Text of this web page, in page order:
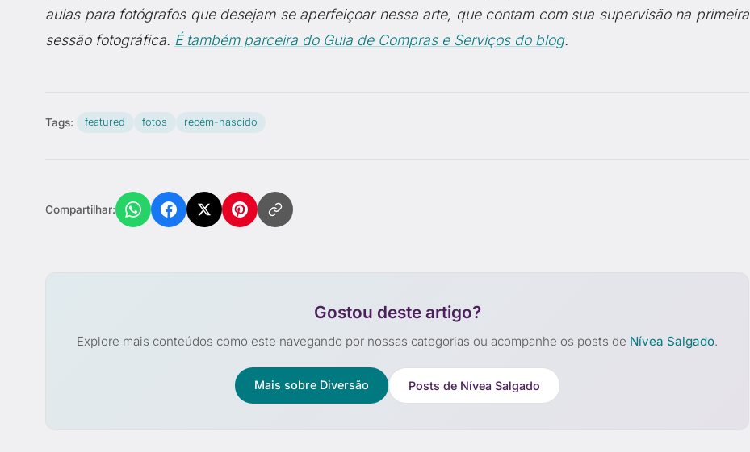
aulas para fotógrafos que desejam se aperfeiçoar nessa arte, que contam com sua supervisão na primeira
sessão fotográfica. É também parceira do Guia de Compras e Serviços do blog.
Tags: featured fotos recém-nascido
Compartilhar:
Gostou deste artigo?
Explore mais conteúdos como este navegando por nossas categorias ou acompanhe os posts de Nívea Salgado.
Mais sobre Diversão Posts de Nívea Salgado